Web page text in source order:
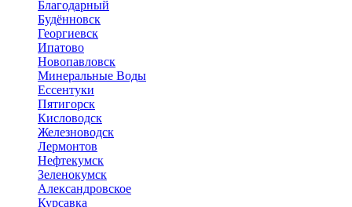
Благодарный
Будённовск
Георгиевск
Ипатово
Новопавловск
Минеральные Воды
Ессентуки
Пятигорск
Кисловодск
Железноводск
Лермонтов
Нефтекумск
Зеленокумск
Александровское
Курсавка